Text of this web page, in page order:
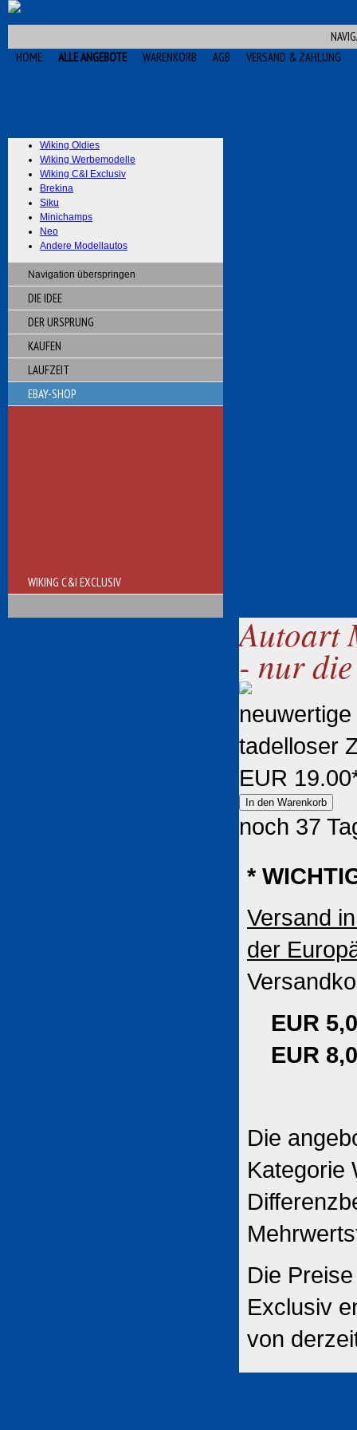
HOME
ALLE ANGEBOTE WARENKORB AGB VERSAND & ZAHLUNG
Wiking Oldies
Wiking Werbemodelle
Wiking C&I Exclusiv
Brekina
Siku
Minichamps
Neo
Andere Modellautos
Navigation überspringen
DIE IDEE
DER URSPRUNG
KAUFEN
LAUFZEIT
EBAY-SHOP
WIKING C&I EXCLUSIV
Autoart
- nur
tadelloser
EUR
noch 37
*
Versand
der
EUR
EUR
Die
Kategorie
Die
Exclusiv
von